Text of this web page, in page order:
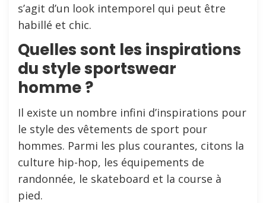
s’agit d’un look intemporel qui peut être
habillé et chic.
Quelles sont les inspirations
du style sportswear
homme ?
Il existe un nombre infini d’inspirations pour
le style des vêtements de sport pour
hommes. Parmi les plus courantes, citons la
culture hip-hop, les équipements de
randonnée, le skateboard et la course à
pied.